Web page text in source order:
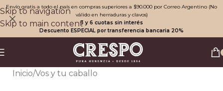
Skip to navigation
Skip to main content
Envío gratis a todo el país en compras superiores a $90.000 por Correo Argentino (No
válido en herraduras y clavos)
3 y 6 cuotas sin interés
Descuento ESPECIAL por transferencia bancaria 20%
Inicio/Vos y tu caballo